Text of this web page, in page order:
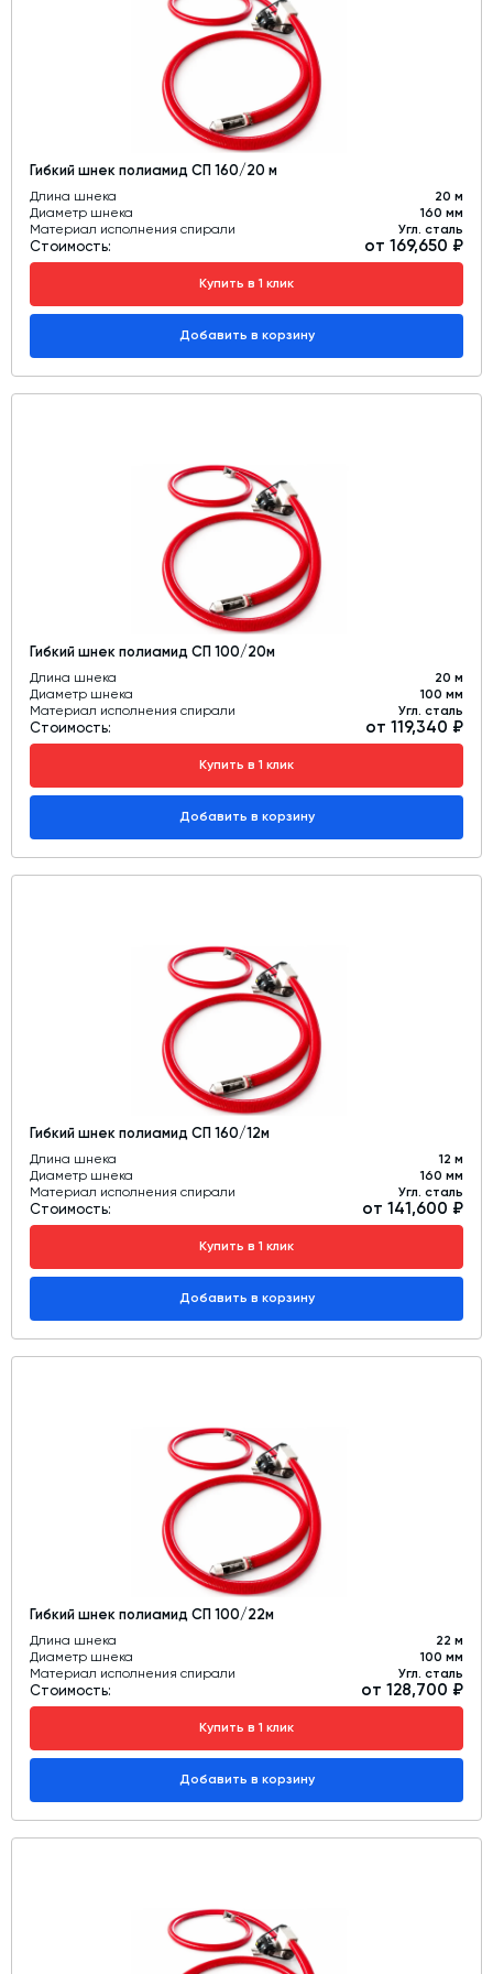
Гибкий шнек полиамид СП 160/20 м
Длина шнека
20 м
Диаметр шнека
160 мм
Материал исполнения спирали
Угл. сталь
Стоимость: от 169,650 ₽
Купить в 1 клик
Добавить в корзину
Гибкий шнек полиамид СП 100/20м
Длина шнека
20 м
Диаметр шнека
100 мм
Материал исполнения спирали
Угл. сталь
Стоимость: от 119,340 ₽
Купить в 1 клик
Добавить в корзину
Гибкий шнек полиамид СП 160/12м
Длина шнека
12 м
Диаметр шнека
160 мм
Материал исполнения спирали
Угл. сталь
Стоимость: от 141,600 ₽
Купить в 1 клик
Добавить в корзину
Гибкий шнек полиамид СП 100/22м
Длина шнека
22 м
Диаметр шнека
100 мм
Материал исполнения спирали
Угл. сталь
Стоимость: от 128,700 ₽
Купить в 1 клик
Добавить в корзину